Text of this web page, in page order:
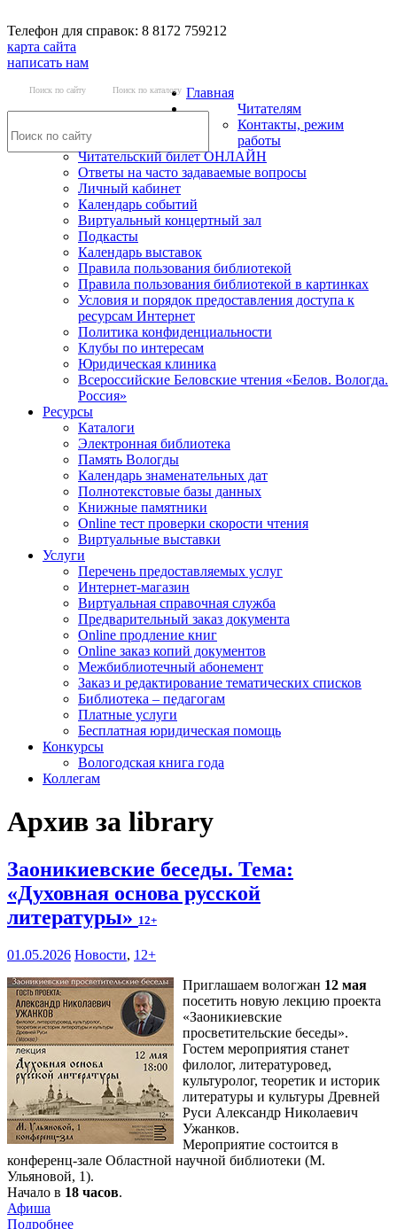
Телефон для справок: 8 8172 759212
карта сайта
написать нам
Поиск по сайту Поиск по каталогу Главная
Читателям
Контакты, режим
работы
Читательский билет ОНЛАЙН
Ответы на часто задаваемые вопросы
Личный кабинет
Календарь событий
Виртуальный концертный зал
Подкасты
Календарь выставок
Правила пользования библиотекой
Правила пользования библиотекой в картинках
Условия и порядок предоставления доступа к
ресурсам Интернет
Политика конфиденциальности
Клубы по интересам
Юридическая клиника
Всероссийские Беловские чтения «Белов. Вологда.
Россия»
Ресурсы
Каталоги
Электронная библиотека
Память Вологды
Календарь знаменательных дат
Полнотекстовые базы данных
Книжные памятники
Online тест проверки скорости чтения
Виртуальные выставки
Услуги
Перечень предоставляемых услуг
Интернет-магазин
Виртуальная справочная служба
Предварительный заказ документа
Online продление книг
Online заказ копий документов
Межбиблиотечный абонемент
Заказ и редактирование тематических списков
Библиотека – педагогам
Платные услуги
Бесплатная юридическая помощь
Конкурсы
Вологодская книга года
Коллегам
Архив за library
Заоникиевские беседы. Тема:
«Духовная основа русской
литературы» 12+
01.05.2026 Новости, 12+
Приглашаем вологжан 12 мая
посетить новую лекцию проекта
«Заоникиевские
просветительские беседы».
Гостем мероприятия станет
филолог, литературовед,
культуролог, теоретик и историк
литературы и культуры Древней
Руси Александр Николаевич
Ужанков.
Мероприятие состоится в
конференц-зале Областной научной библиотеки (М.
Ульяновой, 1).
Начало в 18 часов.
Афиша
Подробнее